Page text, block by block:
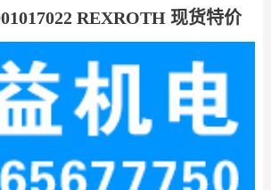
REXROTH 现货特价